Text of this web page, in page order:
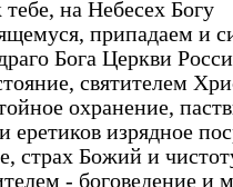
на Небесех Богу
припадаем и
Бога Церкви
святителем
охранение,
еретиков изрядное
страх Божий и
- боговедение и